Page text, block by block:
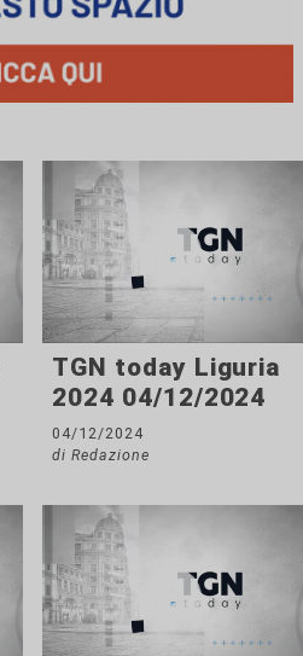
TGN today Liguria
2024 04/12/2024
04/12/2024
di Redazione